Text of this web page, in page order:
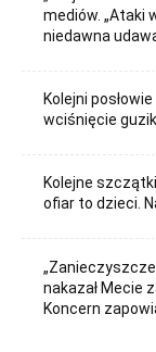
mediów. „Ataki
niedawna
Kolejni
wciśnięcie
Kolejne
ofiar to dzieci.
nakazał Mecie
Koncern